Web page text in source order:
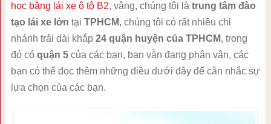
học bằng lái xe ô tô B2, vâng, chúng tôi là trung tâm đào
tạo lái xe lớn tại TPHCM, chúng tôi có rất nhiều chi
nhánh trải dài khắp 24 quận huyện của TPHCM, trong
đó có quận 5của các bạn, bạn vẫn đang phân vân, các
bạn có thể đọc thêm những điều dưới đây để cân nhắc sự
lựa chọn của các bạn.